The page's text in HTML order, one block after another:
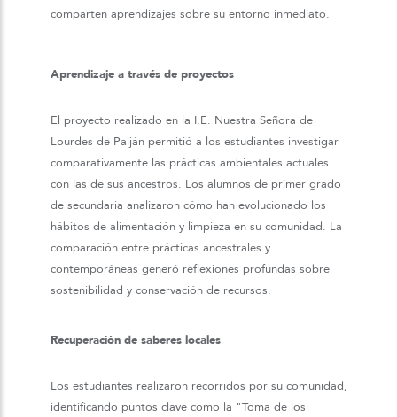
comparten aprendizajes sobre su entorno inmediato.
Aprendizaje a través de proyectos
El proyecto realizado en la I.E. Nuestra Señora de
Lourdes de Paiján permitió a los estudiantes investigar
comparativamente las prácticas ambientales actuales
con las de sus ancestros. Los alumnos de primer grado
de secundaria analizaron cómo han evolucionado los
hábitos de alimentación y limpieza en su comunidad. La
comparación entre prácticas ancestrales y
contemporáneas generó reflexiones profundas sobre
sostenibilidad y conservación de recursos.
Recuperación de saberes locales
Los estudiantes realizaron recorridos por su comunidad,
identificando puntos clave como la "Toma de los